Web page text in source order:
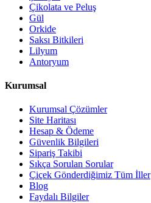
Çikolata ve Peluş
Gül
Orkide
Saksı Bitkileri
Lilyum
Antoryum
Kurumsal
Kurumsal Çözümler
Site Haritası
Hesap & Ödeme
Güvenlik Bilgileri
Sipariş Takibi
Sıkça Sorulan Sorular
Çiçek Gönderdiğimiz Tüm İller
Blog
Faydalı Bilgiler